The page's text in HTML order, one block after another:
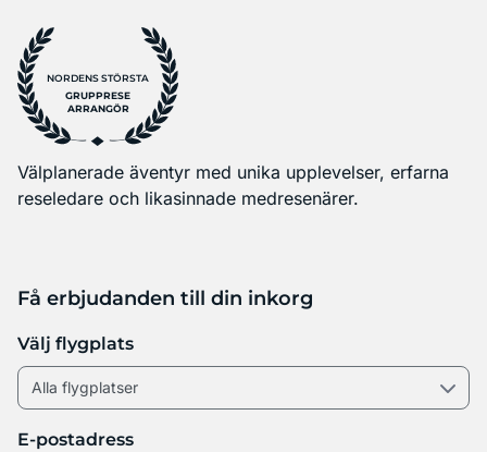
NORDENS STÖRSTA
GRUPPRESE
ARRANGÖR
Välplanerade äventyr med unika upplevelser, erfarna
reseledare och likasinnade medresenärer.
Få erbjudanden till din inkorg
Välj flygplats
E-postadress